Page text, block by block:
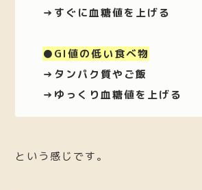
→すぐに血糖値を上げる
●GI値の低い食べ物
→タンパク質やご飯
→ゆっくり血糖値を上げる
という感じです。